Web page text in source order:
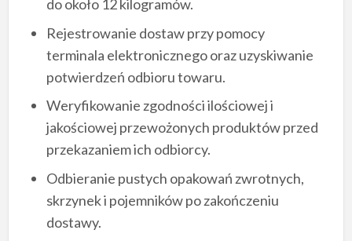
do około 12 kilogramów.
Rejestrowanie dostaw przy pomocy
terminala elektronicznego oraz uzyskiwanie
potwierdzeń odbioru towaru.
Weryfikowanie zgodności ilościowej i
jakościowej przewożonych produktów przed
przekazaniem ich odbiorcy.
Odbieranie pustych opakowań zwrotnych,
skrzynek i pojemników po zakończeniu
dostawy.